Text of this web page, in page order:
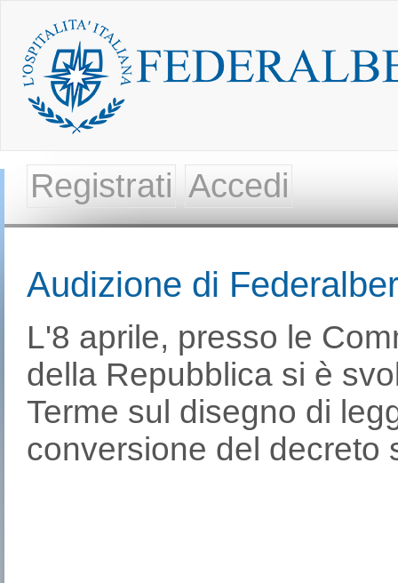
Registrati Accedi
Audizione di
L'8 aprile, presso le
della Repubblica si è
Terme sul disegno di
conversione del decreto